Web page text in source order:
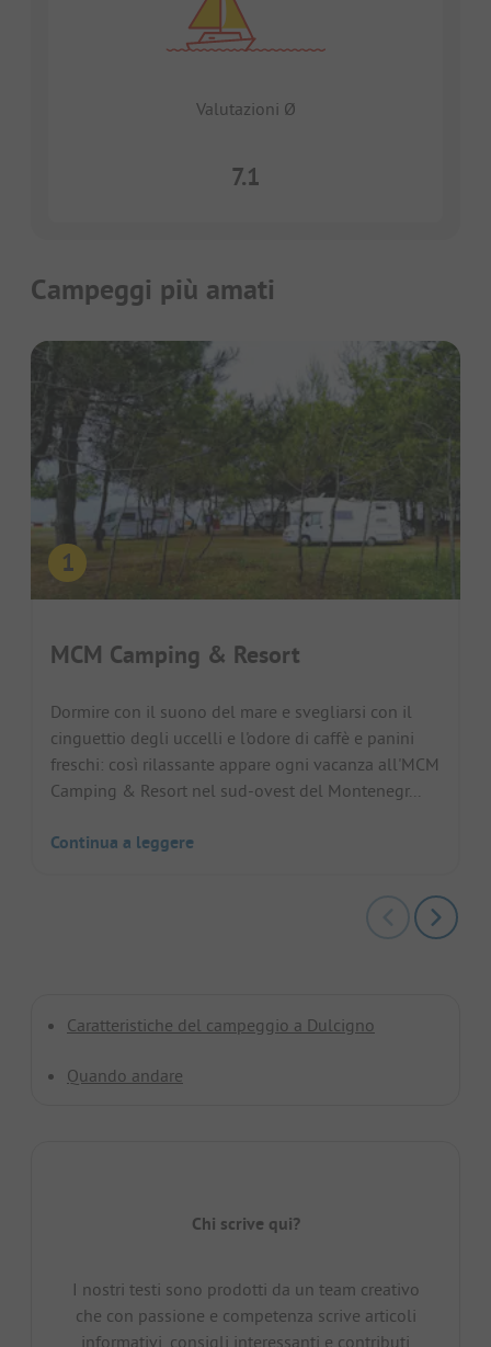
Valutazioni Ø
7.1
Campeggi più amati
MCM Camping & Resort
Dormire con il suono del mare e svegliarsi con il
cinguettio degli uccelli e l'odore di caffè e panini
freschi: così rilassante appare ogni vacanza all'MCM
Camping & Resort nel sud-ovest del Montenegr...
Continua a leggere
Caratteristiche del campeggio a Dulcigno
Quando andare
Chi scrive qui?
I nostri testi sono prodotti da un team creativo
che con passione e competenza scrive articoli
informativi, consigli interessanti e contributi